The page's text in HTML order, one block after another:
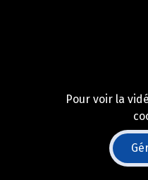
Pour voir la